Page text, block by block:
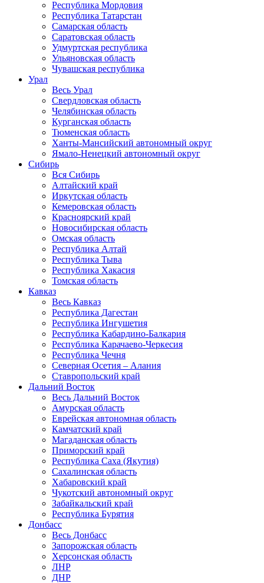
Республика Мордовия
Республика Татарстан
Самарская область
Саратовская область
Удмуртская республика
Ульяновская область
Чувашская республика
Урал
Весь Урал
Свердловская область
Челябинская область
Курганская область
Тюменская область
Ханты-Мансийский автономный округ
Ямало-Ненецкий автономный округ
Сибирь
Вся Сибирь
Алтайский край
Иркутская область
Кемеровская область
Красноярский край
Новосибирская область
Омская область
Республика Алтай
Республика Тыва
Республика Хакасия
Томская область
Кавказ
Весь Кавказ
Республика Дагестан
Республика Ингушетия
Республика Кабардино-Балкария
Республика Карачаево-Черкесия
Республика Чечня
Северная Осетия – Алания
Ставропольский край
Дальний Восток
Весь Дальний Восток
Амурская область
Еврейская автономная область
Камчатский край
Магаданская область
Приморский край
Республика Саха (Якутия)
Сахалинская область
Хабаровский край
Чукотский автономный округ
Забайкальский край
Республика Бурятия
Донбасс
Весь Донбасс
Запорожская область
Херсонская область
ЛНР
ДНР